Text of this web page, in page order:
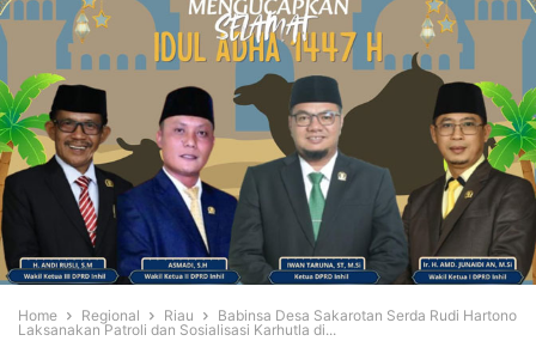
Home Regional Riau
Babinsa Desa Sakarotan Serda Rudi Hartono
Laksanakan Patroli dan Sosialisasi Karhutla di...